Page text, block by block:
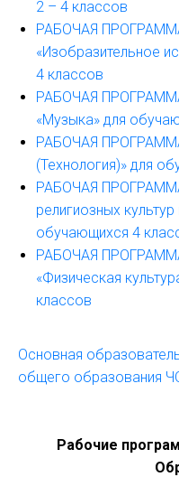
2 – 4 классов
РАБОЧАЯ
«Изобразительное
4 классов
РАБОЧАЯ
«Музыка» для
РАБОЧАЯ
(Технология)» для
РАБОЧАЯ
религиозных культур
обучающихся 4
РАБОЧАЯ
«Физическая
классов
Основная
общего образования
Рабочие